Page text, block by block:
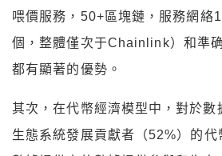
喂價服務，50+區塊鏈，服務網絡
個，整體僅次于Chainlink）和準
都有顯著的優勢。
其次，在代幣經濟模型中，對於數
生態系統發展貢獻者（52%）的代